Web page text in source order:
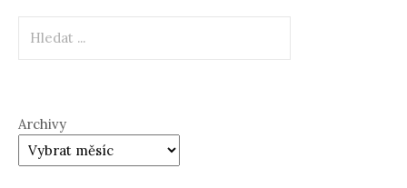
Archivy